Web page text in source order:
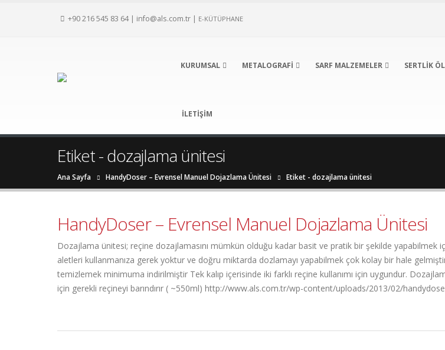
+90 216 545 83 64| info@als.com.tr | E-KÜTÜPHANE
KURUMSAL METALOGRAFI SARF MALZEMELER SERTLIK
İLETIŞIM
Etiket - dozajlama ünitesi
Ana Sayfa HandyDoser – Evrensel Manuel Dojazlama Ünitesi Etiket - dozajlama ünitesi
HandyDoser – Evrensel Manuel Dojazlama Ünitesi
Dozajlama ünitesi; reçine dozajlamasını mümkün olduğu kadar basit ve pratik bir şekilde yapabilmek
aletleri kullanmanıza gerek yoktur ve doğru miktarda dozlamayı yapabilmek çok kolay bir hale
temizlemek minimuma indirilmiştir Tek kalıp içerisinde iki farklı reçine kullanımı için uygundur.
için gerekli reçineyi barındırır ( ~550ml) http://www.als.com.tr/wp-content/uploads/2013/02/